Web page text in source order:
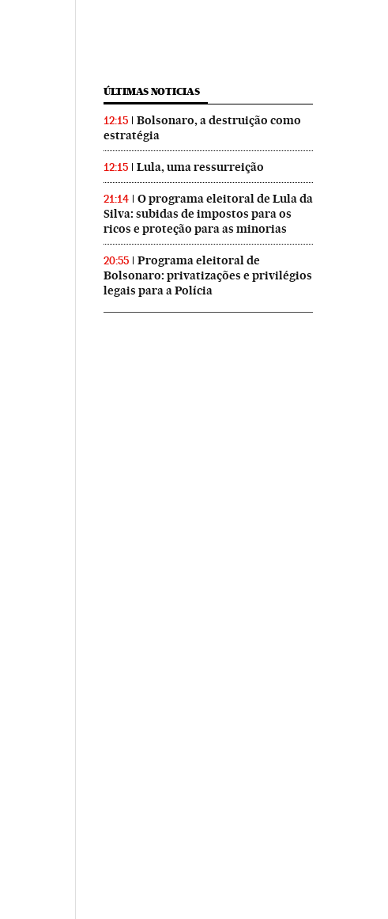
ÚLTIMAS NOTICIAS
12:15
Bolsonaro, a destruição como
estratégia
12:15 Lula, uma ressurreição
21:14
O programa eleitoral de Lula da
Silva: subidas de impostos para os
ricos e proteção para as minorias
20:55
Programa eleitoral de
Bolsonaro: privatizações e privilégios
legais para a Polícia